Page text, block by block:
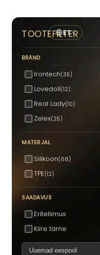
ET
TOOTEFILTER
BRÄND
Irontech(35)
Lovedoll(12)
Real Lady(10)
Zelex(25)
MATERJAL
Silikoon(68)
TPE(12)
SAADAVUS
Eritellimus
Kiire tarne